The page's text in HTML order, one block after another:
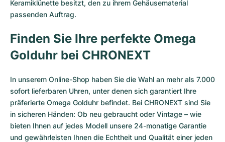
Keramiklünette besitzt, den zu ihrem Gehäusematerial
passenden Auftrag.
Finden Sie Ihre perfekte Omega
Golduhr bei CHRONEXT
In unserem Online-Shop haben Sie die Wahl an mehr als 7.000
sofort lieferbaren Uhren, unter denen sich garantiert Ihre
präferierte Omega Golduhr befindet. Bei CHRONEXT sind Sie
in sicheren Händen: Ob neu gebraucht oder Vintage – wie
bieten Ihnen auf jedes Modell unsere 24-monatige Garantie
und gewährleisten Ihnen die Echtheit und Qualität einer jeden